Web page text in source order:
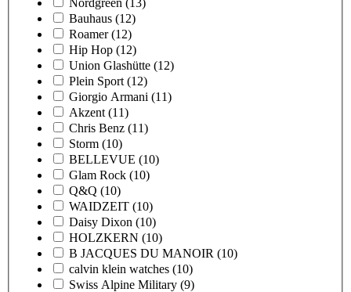
Nordgreen (13)
Bauhaus (12)
Roamer (12)
Hip Hop (12)
Union Glashütte (12)
Plein Sport (12)
Giorgio Armani (11)
Akzent (11)
Chris Benz (11)
Storm (10)
BELLEVUE (10)
Glam Rock (10)
Q&Q (10)
WAIDZEIT (10)
Daisy Dixon (10)
HOLZKERN (10)
B JACQUES DU MANOIR (10)
calvin klein watches (10)
Swiss Alpine Military (9)